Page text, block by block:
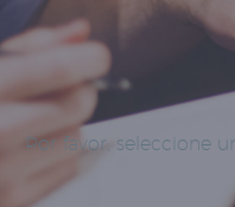
Por favor, seleccione